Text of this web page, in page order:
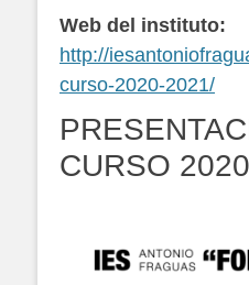
Web del instituto:
http://
curso-2020-2021/
CURSO 2020